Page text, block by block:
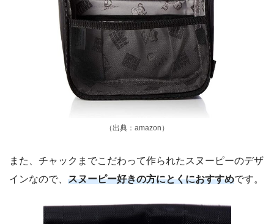
（出典：amazon）
また、チャックまでこだわって作られたスヌーピーのデザ
インなので、 スヌーピー好きの方にとくにおすすめです。